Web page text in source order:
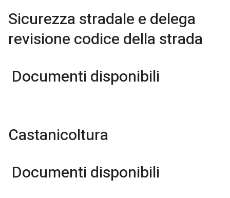
Sicurezza stradale e delega
revisione codice della strada
Documenti disponibili
Castanicoltura
Documenti disponibili